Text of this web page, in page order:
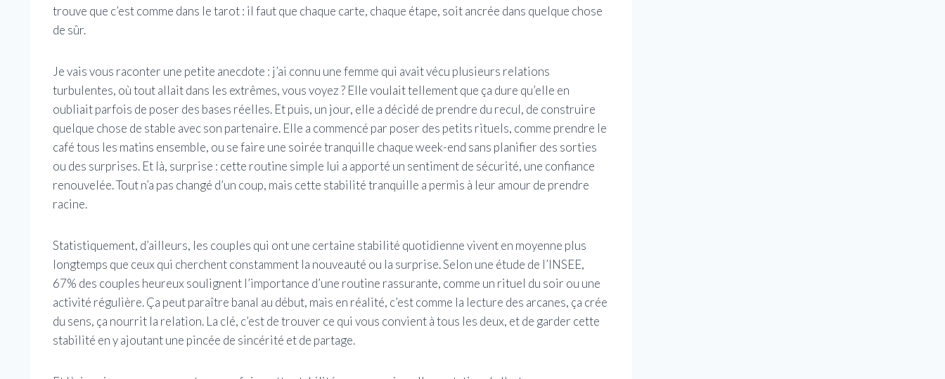
trouve que c’est comme dans le tarot : il faut que chaque carte, chaque étape, soit ancrée dans quelque chose
de sûr.
Je vais vous raconter une petite anecdote : j’ai connu une femme qui avait vécu plusieurs relations
turbulentes, où tout allait dans les extrêmes, vous voyez ? Elle voulait tellement que ça dure qu’elle en
oubliait parfois de poser des bases réelles. Et puis, un jour, elle a décidé de prendre du recul, de construire
quelque chose de stable avec son partenaire. Elle a commencé par poser des petits rituels, comme prendre le
café tous les matins ensemble, ou se faire une soirée tranquille chaque week-end sans planifier des sorties
ou des surprises. Et là, surprise : cette routine simple lui a apporté un sentiment de sécurité, une confiance
renouvelée. Tout n’a pas changé d’un coup, mais cette stabilité tranquille a permis à leur amour de prendre
racine.
Statistiquement, d’ailleurs, les couples qui ont une certaine stabilité quotidienne vivent en moyenne plus
longtemps que ceux qui cherchent constamment la nouveauté ou la surprise. Selon une étude de l’INSEE,
67% des couples heureux soulignent l’importance d’une routine rassurante, comme un rituel du soir ou une
activité régulière. Ça peut paraître banal au début, mais en réalité, c’est comme la lecture des arcanes, ça crée
du sens, ça nourrit la relation. La clé, c’est de trouver ce qui vous convient à tous les deux, et de garder cette
stabilité en y ajoutant une pincée de sincérité et de partage.